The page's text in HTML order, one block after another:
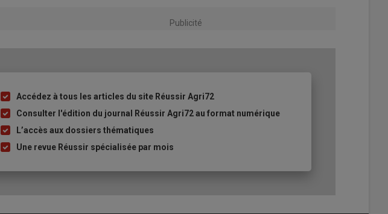
Publicité
Liste
à
puce
Accédez à tous les articles du site Réussir Agri72
Consulter l'édition du journal Réussir Agri72 au format numérique
L’accès aux dossiers thématiques
Une revue Réussir spécialisée par mois